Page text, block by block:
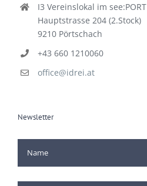
I3 Vereinslokal im see:PORT
Hauptstrasse 204 (2.Stock)
9210 Pörtschach
+43 660 1210060
office@idrei.at
Newsletter